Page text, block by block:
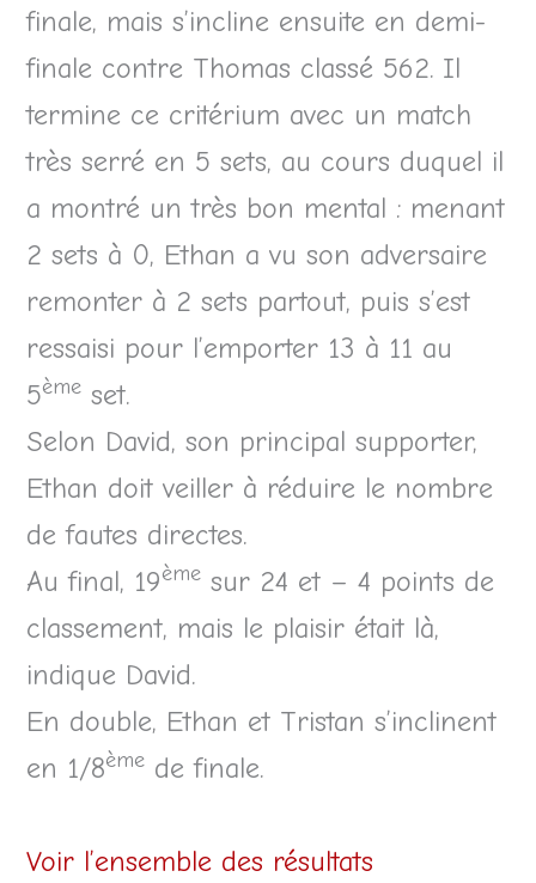
finale, mais s’incline ensuite en demi-
finale contre Thomas classé 562. Il
termine ce critérium avec un match
très serré en 5 sets, au cours duquel il
a montré un très bon mental : menant
2 sets à 0, Ethan a vu son adversaire
remonter à 2 sets partout, puis s’est
ressaisi pour l’emporter 13 à 11 au
5ème set.
Selon David, son principal supporter,
Ethan doit veiller à réduire le nombre
de fautes directes.
Au final, 19ème sur 24 et – 4 points de
classement, mais le plaisir était là,
indique David.
En double, Ethan et Tristan s’inclinent
en 1/8ème de finale.
Voir l’ensemble des résultats